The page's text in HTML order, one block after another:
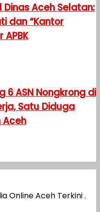
Dinas Aceh Selatan:
dan “Kantor
6 ASN Nongkrong di
Satu Diduga
Aceh
Online Aceh Terkini .